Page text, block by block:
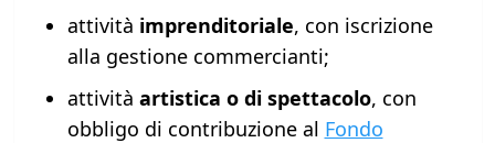
attività imprenditoriale, con iscrizione
alla gestione commercianti;
attività artistica o di spettacolo, con
obbligo di contribuzione al Fondo